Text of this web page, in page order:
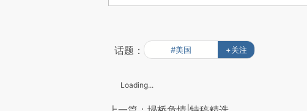
话题： #美国 +关注
Loading...